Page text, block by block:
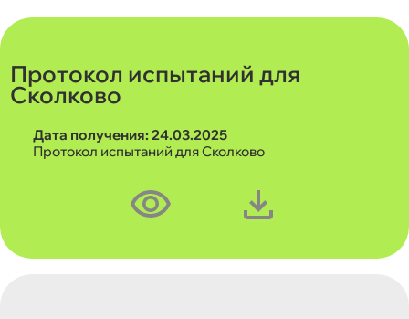
Протокол испытаний для
Сколково
Дата получения: 24.03.2025
Протокол испытаний для Сколково